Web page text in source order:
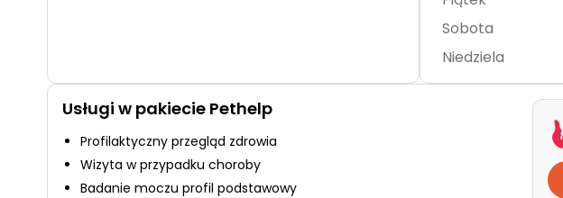
Sobota
Niedziela
Usługi w pakiecie Pethelp
Profilaktyczny przegląd zdrowia
Wizyta w przypadku choroby
Badanie moczu profil podstawowy